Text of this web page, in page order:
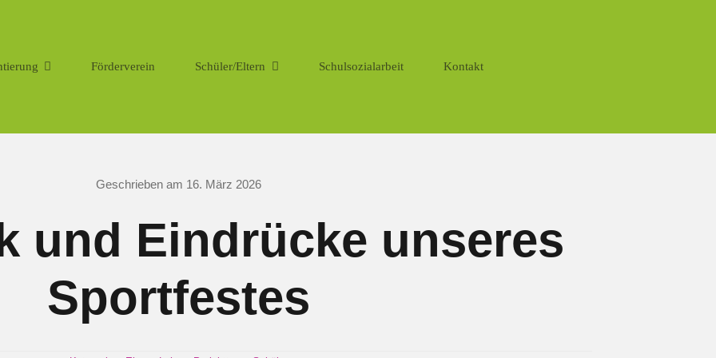
Förderverein Schüler/Eltern Schulsozialarbeit Kontakt
Geschrieben am 16. März 2026
und Eindrücke unseres
Sportfestes